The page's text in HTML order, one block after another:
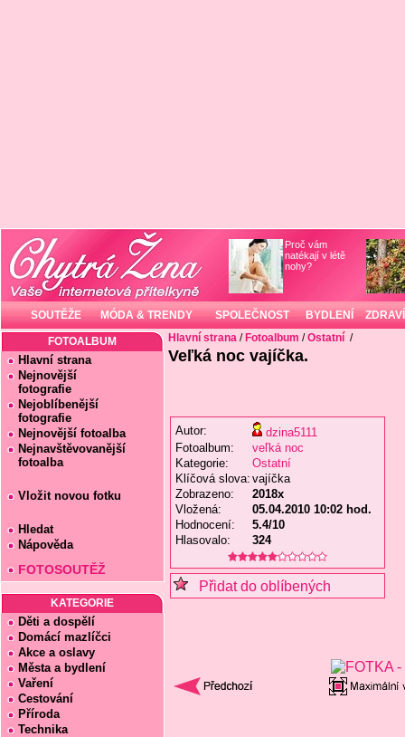
Proč vám
natékají v létě
nohy?
SOUTĚŽE MÓDA & TRENDY SPOLEČNOST BYDLENÍ ZDRAVÍ
FOTOALBUM
Hlavní strana
Nejnovější
fotografie
Nejoblíbenější
fotografie
Nejnovější fotoalba
Nejnavštěvovanější
fotoalba
Vložit novou fotku
Hledat
Nápověda
FOTOSOUTĚŽ
KATEGORIE
Děti a dospělí
Domácí mazlíčci
Akce a oslavy
Města a bydlení
Vaření
Cestování
Příroda
Technika
Hlavní strana / Fotoalbum /Ostatní /
Veľká noc vajíčka.
Autor:
dzina5111
Fotoalbum:
veľká noc
Kategorie:
Ostatní
Klíčová slova: vajíčka
Zobrazeno:
2018x
Vložená:
05.04.2010 10:02 hod.
Hodnocení:
5.4/10
Hlasovalo:
324
Přidat do oblíbených